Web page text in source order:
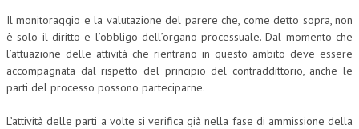
PRASSI
AMMINISTRATIVA
TRIBUTARIA
GIURISPRUDENZA
Il monitoraggio e la valutazione del parere che, come detto sopra, non
è solo il diritto e l’obbligo dell’organo processuale. Dal momento che
l’attuazione delle attività che rientrano in questo ambito deve essere
accompagnata dal rispetto del principio del contraddittorio, anche le
parti del processo possono parteciparne.
L’attività delle parti a volte si verifica già nella fase di ammissione della